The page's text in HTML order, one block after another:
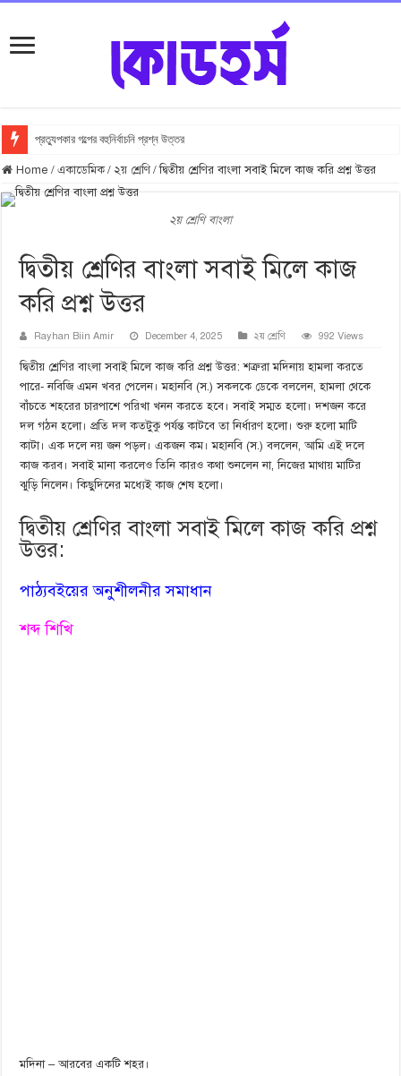
প্রত্যুপকার গল্পের বহুনির্বাচনি প্রশ্ন উত্তর
Home / একাডেমিক/ ২য় শ্রেণি / দ্বিতীয় শ্রেণির বাংলা সবাই মিলে কাজ করি প্রশ্ন উত্তর
২য় শ্রেণি বাংলা
দ্বিতীয় শ্রেণির বাংলা সবাই মিলে কাজ
করি প্রশ্ন উত্তর
Rayhan Biin Amir December 4, 2025 ২য় শ্রেণি 992 Views
দ্বিতীয় শ্রেণির বাংলা সবাই মিলে কাজ করি প্রশ্ন উত্তর: শত্রুরা মদিনায় হামলা করতে
পারে- নবিজি এমন খবর পেলেন। মহানবি (স.) সকলকে ডেকে বললেন, হামলা থেকে
বাঁচতে শহরের চারপাশে পরিখা খনন করতে হবে। সবাই সম্মত হলো। দশজন করে
দল গঠন হলো। প্রতি দল কতটুকু পর্যন্ত কাটবে তা নির্ধারণ হলো। শুরু হলো মাটি
কাটা। এক দলে নয় জন পড়ল। একজন কম। মহানবি (স.) বললেন, আমি এই দলে
কাজ করব। সবাই মানা করলেও তিনি কারও কথা শুনলেন না, নিজের মাথায় মাটির
ঝুড়ি নিলেন। কিছুদিনের মধ্যেই কাজ শেষ হলো।
দ্বিতীয় শ্রেণির বাংলা সবাই মিলে কাজ করি প্রশ্ন
উত্তর:
পাঠ্যবইয়ের অনুশীলনীর সমাধান
শব্দ শিখি
মদিনা – আরবের একটি শহর।